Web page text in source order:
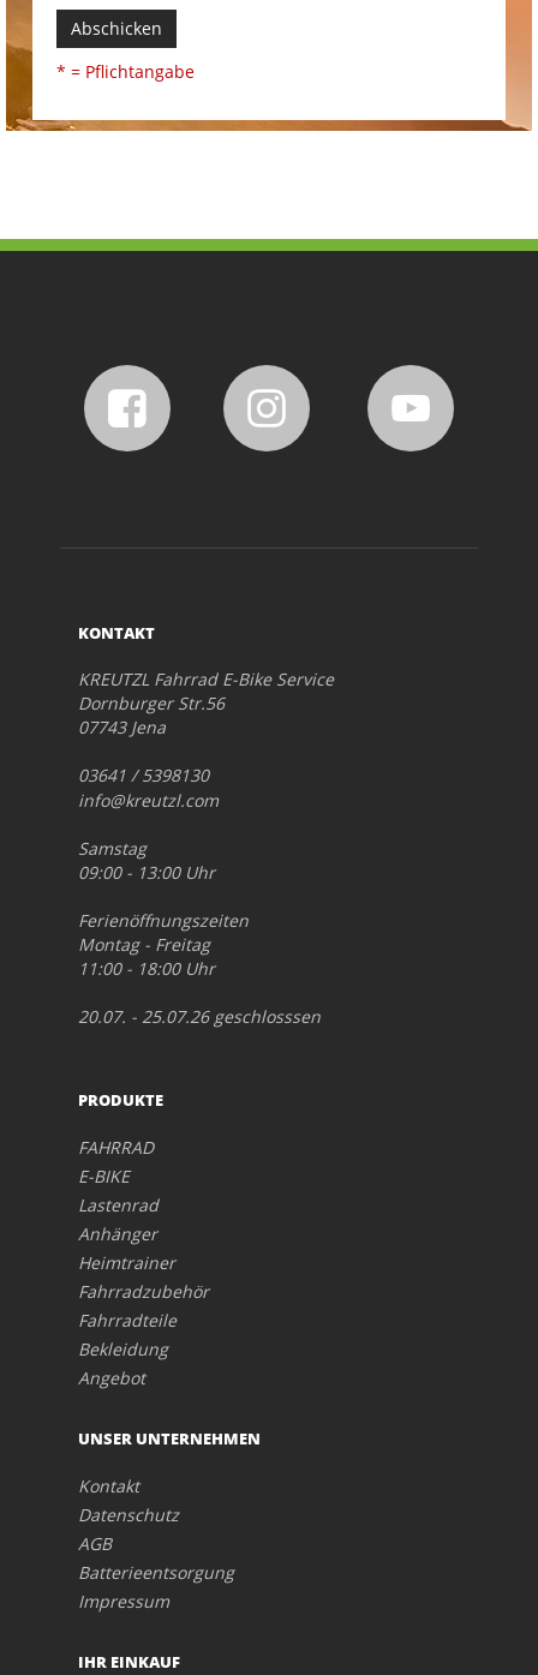
Abschicken
* = Pflichtangabe
KONTAKT
KREUTZL Fahrrad E-Bike Service
Dornburger Str.56
07743 Jena
03641 / 5398130
info@kreutzl.com
Samstag
09:00 - 13:00 Uhr
Ferienöffnungszeiten
Montag - Freitag
11:00 - 18:00 Uhr
20.07. - 25.07.26 geschlosssen
PRODUKTE
FAHRRAD
E-BIKE
Lastenrad
Anhänger
Heimtrainer
Fahrradzubehör
Fahrradteile
Bekleidung
Angebot
UNSER UNTERNEHMEN
Kontakt
Datenschutz
AGB
Batterieentsorgung
Impressum
IHR EINKAUF